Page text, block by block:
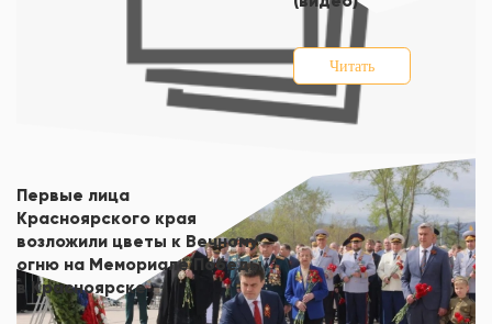
Читать
Первые лица
Красноярского края
возложили цветы к Вечному
огню на Мемориале Победы
в Красноярске